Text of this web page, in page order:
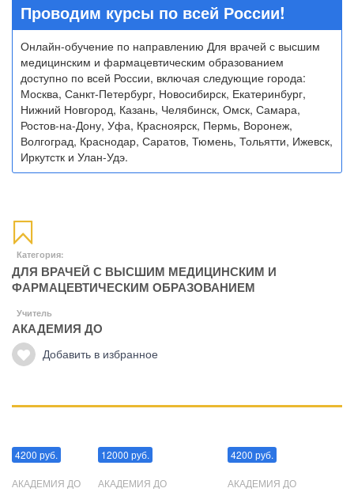
Проводим курсы по всей России!
Онлайн-обучение по направлению Для врачей с высшим
медицинским и фармацевтическим образованием
доступно по всей России, включая следующие города:
Москва, Санкт-Петербург, Новосибирск, Екатеринбург,
Нижний Новгород, Казань, Челябинск, Омск, Самара,
Ростов-на-Дону, Уфа, Красноярск, Пермь, Воронеж,
Волгоград, Краснодар, Саратов, Тюмень, Тольятти, Ижевск,
Иркутстк и Улан-Удэ.
Категория:
ДЛЯ ВРАЧЕЙ С ВЫСШИМ МЕДИЦИНСКИМ И
ФАРМАЦЕВТИЧЕСКИМ ОБРАЗОВАНИЕМ
Учитель
АКАДЕМИЯ ДО
Добавить в избранное
4200 руб.
АКАДЕМИЯ ДО
12000 руб.
АКАДЕМИЯ ДО
4200 руб.
АКАДЕМИЯ ДО